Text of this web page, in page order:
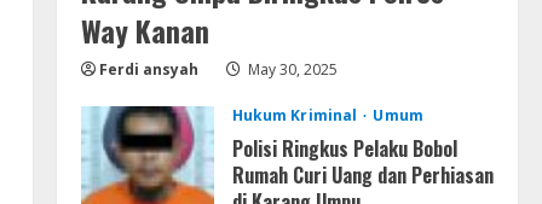
4
[Windows] 2025
August 7, 2026
VL
Office 2021 Home & Student 64
Way Kanan
Ferdi ansyah May 30, 2025
Hukum Kriminal Umum
Polisi Ringkus Pelaku Bobol
Rumah Curi Uang dan Perhiasan